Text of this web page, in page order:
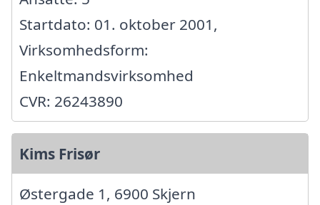
Startdato: 01. oktober 2001,
Virksomhedsform:
Enkeltmandsvirksomhed
CVR: 26243890
Kims Frisør
Østergade 1, 6900 Skjern